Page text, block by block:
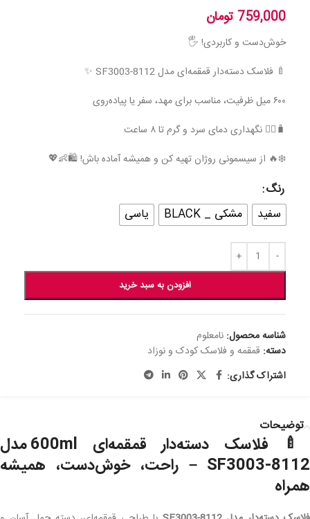
759,000 تومان
خوش‌دست و کاربردی! 🖐️
🍼 فلاسک دسته‌دار قمقمه‌ای مدل SF3003-8112 ✨
۶۰۰ میل ظرفیت، مناسب برای مهد، سفر یا پیاده‌روی
🧳🚶‍♀️ نگهداری دمای سرد و گرم تا ۸ ساعت
❄️🔥 از سیسمونی روژان تهیه کن و همیشه آماده باش! 🛍️👶💖
رنگ
سفید
مشکی _ BLACK یاسی
افزودن به سبد خرید
شناسه محصول: نامعلوم
دسته: قمقمه و فلاسک کودک و نوزاد
اشتراک گذاری:
توضیحات
🍼 فلاسک دسته‌دار قمقمه‌ای 600ml مدل
SF3003-8112 – راحت، خوش‌دست، همیشه
همراه